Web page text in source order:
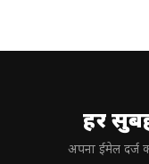
हर
अपना ईमेल दर्ज